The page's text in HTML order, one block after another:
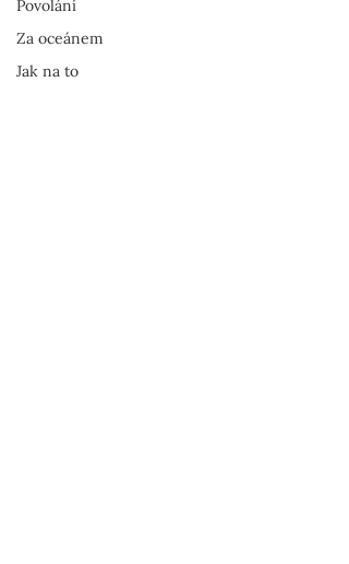
Povolání
Za oceánem
Jak na to